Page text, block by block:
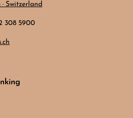
· Switzerland
308 5900